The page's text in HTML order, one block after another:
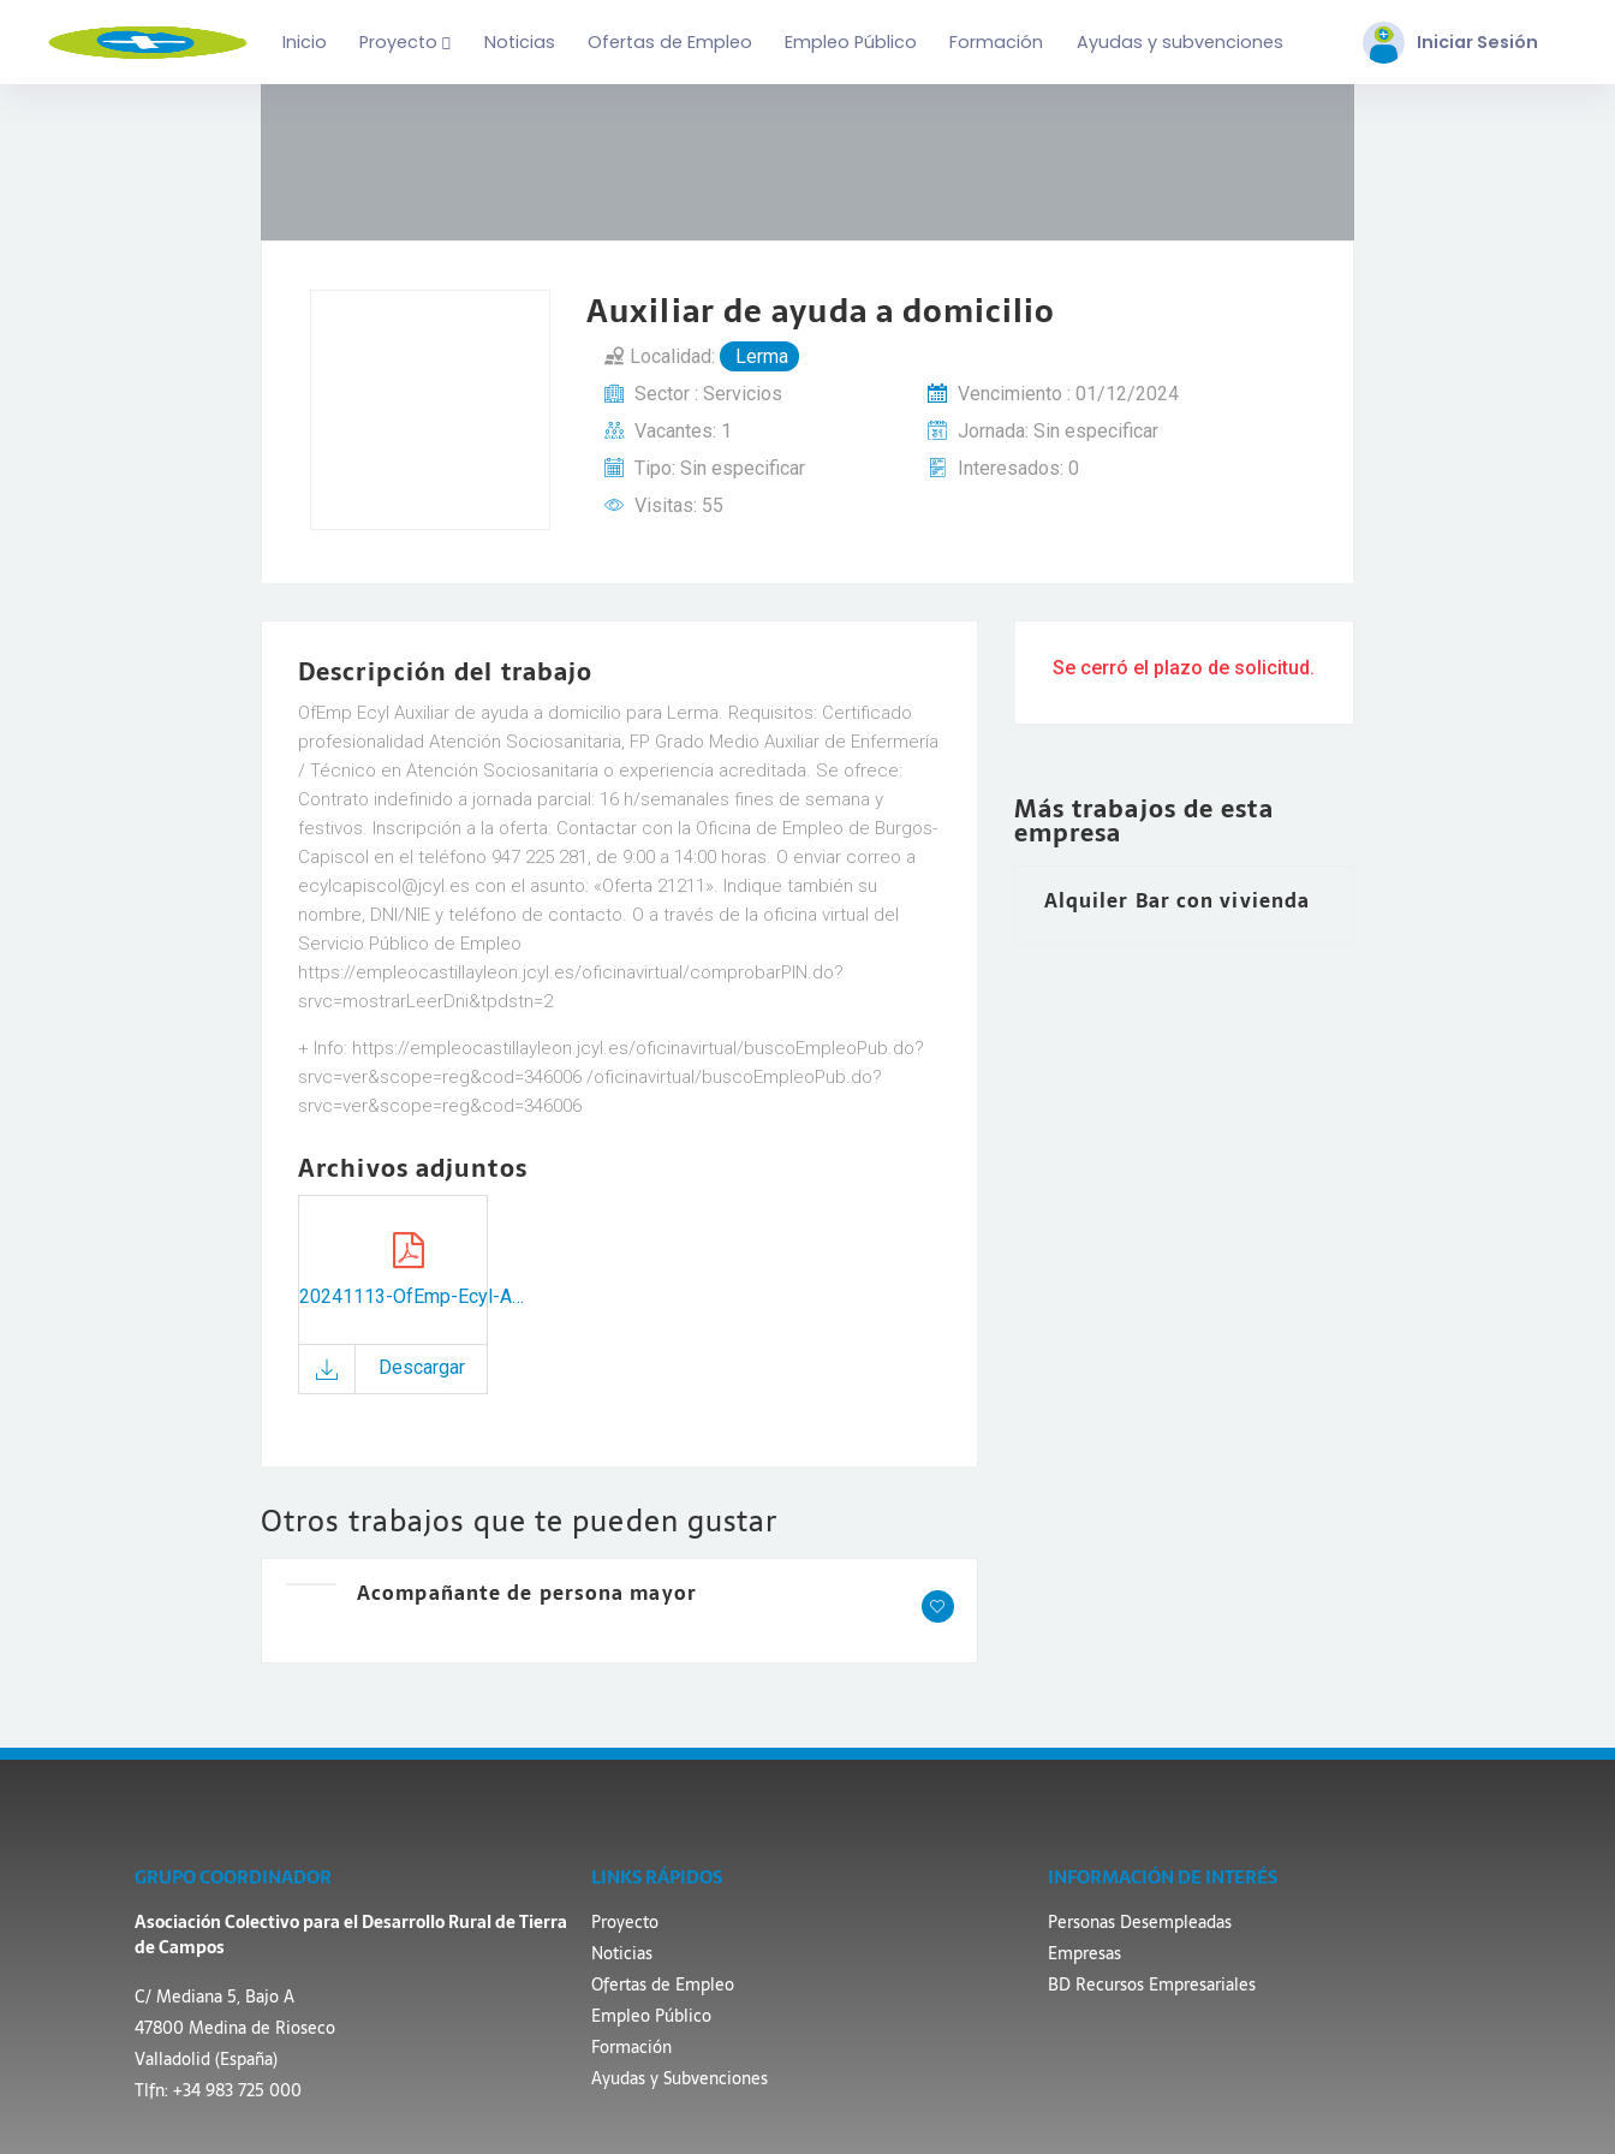
Inicio Proyecto Noticias Ofertas de Empleo Empleo Público Formación Ayudas y subvenciones Iniciar Sesión
Auxiliar de ayuda a domicilio
Localidad:
Lerma
Sector : Servicios
Vencimiento : 01/12/2024
Vacantes: 1
Jornada: Sin especificar
Tipo: Sin especificar
Interesados: 0
Visitas: 55
Descripción del trabajo
OfEmp Ecyl Auxiliar de ayuda a domicilio para Lerma. Requisitos: Certificado
profesionalidad Atención Sociosanitaria, FP Grado Medio Auxiliar de Enfermería
/ Técnico en Atención Sociosanitaria o experiencia acreditada. Se ofrece:
Contrato indefinido a jornada parcial: 16 h/semanales fines de semana y
festivos. Inscripción a la oferta: Contactar con la Oficina de Empleo de Burgos-
Capiscol en el teléfono 947 225 281, de 9:00 a 14:00 horas. O enviar correo a
ecylcapiscol@jcyl.es con el asunto: «Oferta 21211». Indique también su
nombre, DNI/NIE y teléfono de contacto. O a través de la oficina virtual del
Servicio Público de Empleo
https://empleocastillayleon.jcyl.es/oficinavirtual/comprobarPIN.do?
srvc=mostrarLeerDni&tpdstn=2
+ Info: https://empleocastillayleon.jcyl.es/oficinavirtual/buscoEmpleoPub.do?
srvc=ver&scope=reg&cod=346006 /oficinavirtual/buscoEmpleoPub.do?
srvc=ver&scope=reg&cod=346006
Archivos adjuntos
20241113-OfEmp-Ecyl-AyDomicilio.pdf
Descargar
Otros trabajos que te pueden gustar
Acompañante de persona mayor
Se cerró el plazo de solicitud.
Más trabajos de esta
empresa
Alquiler Bar con vivienda
GRUPO COORDINADOR
Asociación Colectivo para el Desarrollo Rural de Tierra
de Campos
C/ Mediana 5, Bajo A
47800 Medina de Rioseco
Valladolid (España)
Tlfn: +34 983 725 000
LINKS RÁPIDOS
Proyecto
Noticias
Ofertas de Empleo
Empleo Público
Formación
Ayudas y Subvenciones
INFORMACIÓN DE INTERÉS
Personas Desempleadas
Empresas
BD Recursos Empresariales